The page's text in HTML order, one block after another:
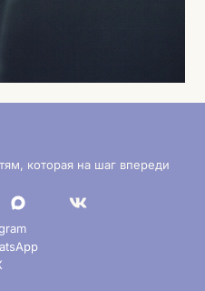
которая на шаг впереди